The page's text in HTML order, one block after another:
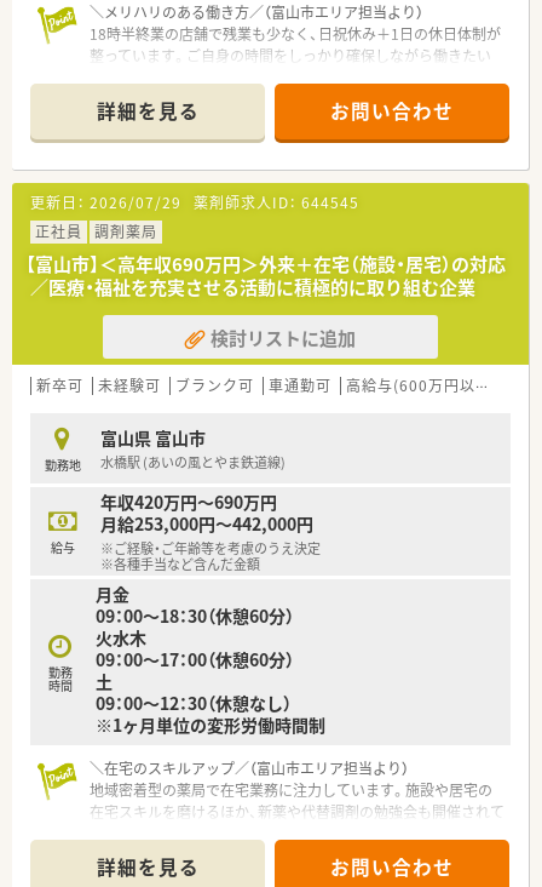
＼メリハリのある働き方／（富山市エリア担当より）
18時半終業の店舗で残業も少なく、日祝休み＋1日の休日体制が
整っています。ご自身の時間をしっかり確保しながら働きたい
＊------------------------------------------＊
【店舗情報と応需状況について】
■不二越駅から車で6分の立地にあり、近隣のクリニックからの
処方をメインに受け付けています。
■主な応需科目は内科で、1日あたりの処方箋枚数は平均60枚程
度と落ち着いたペースで業務を行えます。
■薬剤師は常時4名体制で運用しており、事務スタッフも在籍し
ているため安心して働ける環境です。
【募集背景と求める人物像について】
■地域医療の需要拡大と体制強化に伴い、新しく正社員として活
躍していただける薬剤師を募集しています。
■患者様に思いやりの心を持って誠実に向き合える姿勢と、チー
ムワークを大切にする方を歓迎いたします。
きに学ぼうとする意欲がある方を求めています。
【法人特徴について】
■北陸エリアを中心に24店舗の調剤薬局を展開しており、地域
に根ざした医療サービスを提供しています。
■会社全体で在宅業務に非常に注力しており、個人宅訪問や終末
期ケアなど高度な在宅医療も実施しています。
支援や学会参加費用の補助を行っています。
詳細を見る お問い合わせ
更新日： 2026/07/29 薬剤師求人ID： 644545
正社員
調剤薬局
【富山市】＜高年収690万円＞外来＋在宅（施設・居宅）の対応
／医療・福祉を充実させる活動に積極的に取り組む企業
検討リストに追加
新卒可 未経験可 ブランク可 車通勤可 高給与(600万円以上)
勤務地
富山県 富山市
水橋駅 (あいの風とやま鉄道線)
給与
年収420万円～690万円
月給253,000円～442,000円
※ご経験・ご年齢等を考慮のうえ決定
※各種手当など含んだ金額
勤務
時間
月金
09：00～18：30（休憩60分）
火水木
09：00～17：00（休憩60分）
土
09：00～12：30（休憩なし）
※1ヶ月単位の変形労働時間制
＼在宅のスキルアップ／（富山市エリア担当より）
地域密着型の薬局で在宅業務に注力しています。施設や居宅の
在宅スキルを磨けるほか、新薬や代替調剤の勉強会も開催されて
＊------------------------------------------＊
詳細を見る お問い合わせ